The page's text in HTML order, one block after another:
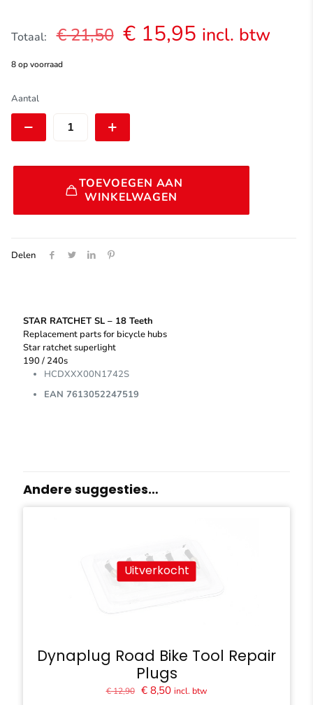
Totaal: €21,50 Oorspronkelijke
€15,95Huidige
incl. btw
8 op voorraad
Aantal
DT
Swiss
STAR
RATCHET
18
HCDXXX00N1742S
aantal
TOEVOEGEN AAN
WINKELWAGEN
Delen
STAR RATCHET SL – 18 Teeth
Replacement parts for bicycle hubs
Star ratchet superlight
190 / 240s
HCDXXX00N1742S
EAN 7613052247519
Andere suggesties…
Uitverkocht
Dynaplug Road Bike Tool Repair
Plugs
€12,90 Oorspronkelijke
€8,50Huidige
incl. btw